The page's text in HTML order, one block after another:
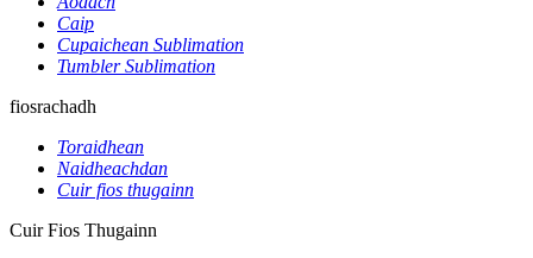
Caip
Cupaichean Sublimation
Tumbler Sublimation
fiosrachadh
Toraidhean
Naidheachdan
Cuir fios thugainn
Cuir Fios Thugainn